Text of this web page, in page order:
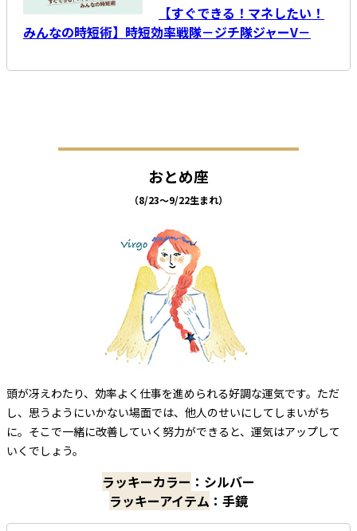
【すぐできる！マネしたい！
みんなの時短術】時短効率戦隊－ジチ隊ジャーV－
おとめ座
（8/23～9/22生まれ）
頭が冴えわたり、効率よく仕事を進められる好調な運気です。ただ
し、思うようにいかない場面では、他人のせいにしてしまいがち
に。そこで一緒に改善していく努力ができると、運気はアップして
いくでしょう。
ラッキーカラー ：シルバー
ラッキーアイテム ：手鏡